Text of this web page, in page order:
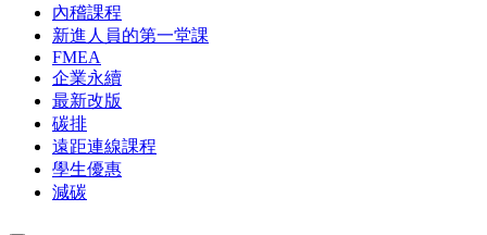
內稽課程
新進人員的第一堂課
FMEA
企業永續
最新改版
碳排
遠距連線課程
學生優惠
減碳